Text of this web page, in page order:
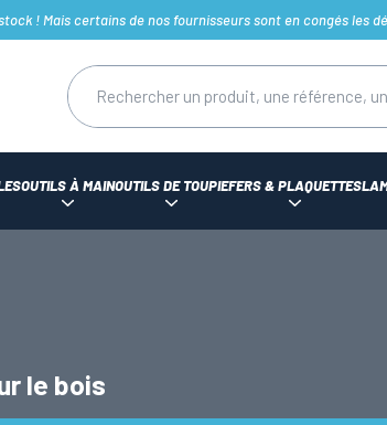
! Mais certains de nos fournisseurs sont en congés les
OUTILS À MAINOUTILS DE TOUPIEFERS & PLAQUETTES
le bois